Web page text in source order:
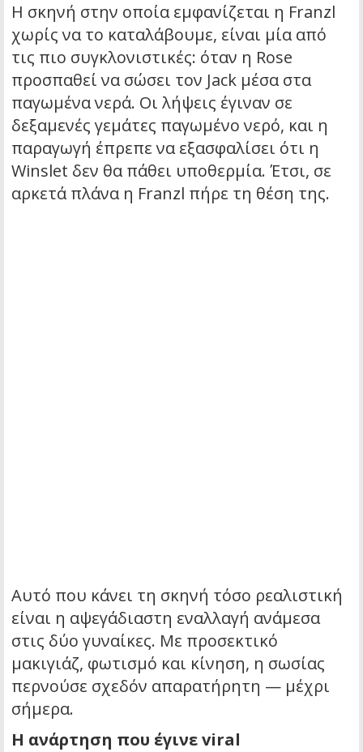
Η σκηνή στην οποία εμφανίζεται η Franzl
χωρίς να το καταλάβουμε, είναι μία από
τις πιο συγκλονιστικές: όταν η Rose
προσπαθεί να σώσει τον Jack μέσα στα
παγωμένα νερά. Οι λήψεις έγιναν σε
δεξαμενές γεμάτες παγωμένο νερό, και η
παραγωγή έπρεπε να εξασφαλίσει ότι η
Winslet δεν θα πάθει υποθερμία. Έτσι, σε
αρκετά πλάνα η Franzl πήρε τη θέση της.
Αυτό που κάνει τη σκηνή τόσο ρεαλιστική
είναι η αψεγάδιαστη εναλλαγή ανάμεσα
στις δύο γυναίκες. Με προσεκτικό
μακιγιάζ, φωτισμό και κίνηση, η σωσίας
περνούσε σχεδόν απαρατήρητη — μέχρι
σήμερα.
Η ανάρτηση που έγινε viral